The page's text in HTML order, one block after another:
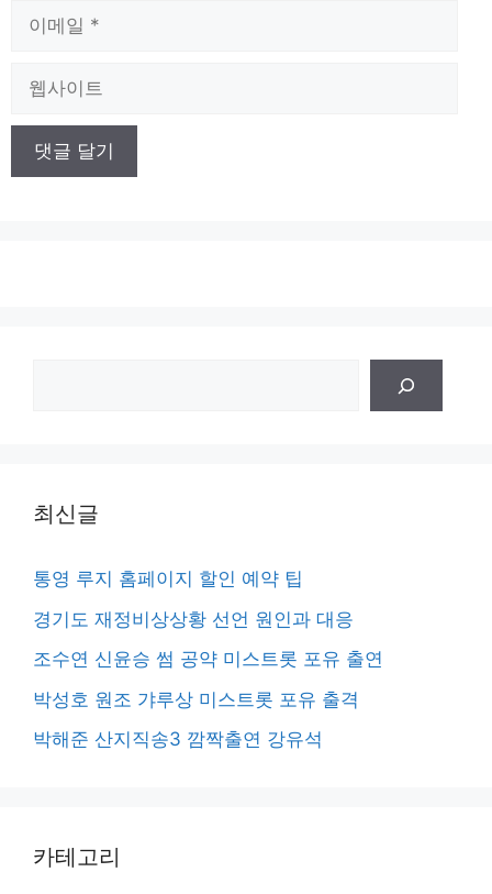
최신글
통영 루지 홈페이지 할인 예약 팁
경기도 재정비상상황 선언 원인과 대응
조수연 신윤승 썸 공약 미스트롯 포유 출연
박성호 원조 갸루상 미스트롯 포유 출격
박해준 산지직송3 깜짝출연 강유석
카테고리